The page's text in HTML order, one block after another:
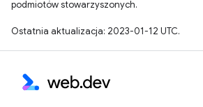
podmiotów stowarzyszonych.
Ostatnia aktualizacja: 2023-01-12 UTC.